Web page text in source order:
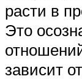
расти в
Это
зависит